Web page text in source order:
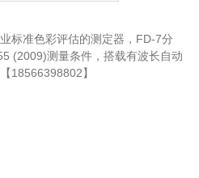
标准色彩评估的测定器，FD-7分
(2009)测量条件，搭载有波长自动
18566398802】